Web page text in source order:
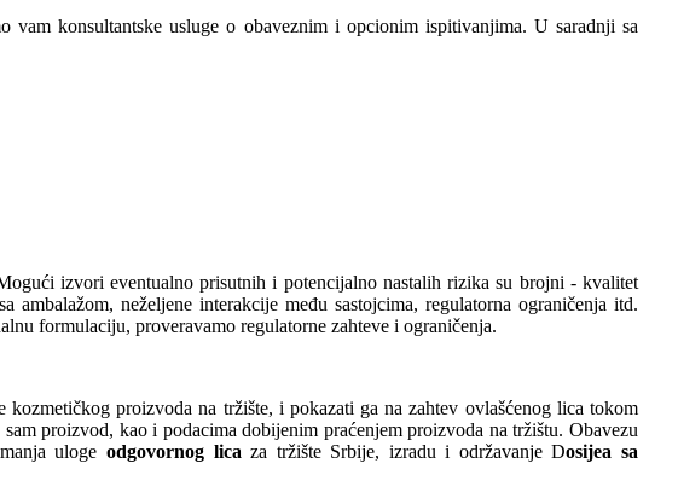
konsultantske usluge o obaveznim i opcionim ispitivanjima. U saradnji sa
izvori eventualno prisutnih i potencijalno nastalih rizika su brojni - kvalitet
neželjene interakcije među sastojcima, regulatorna ograničenja itd.
formulaciju, proveravamo regulatorne zahteve i ograničenja.
kozmetičkog proizvoda na tržište, i pokazati ga na zahtev ovlašćenog lica tokom
proizvod, kao i podacima dobijenim praćenjem proizvoda na tržištu. Obavezu
uloge odgovornog lica za tržište Srbije, izradu i održavanje Dosijea sa